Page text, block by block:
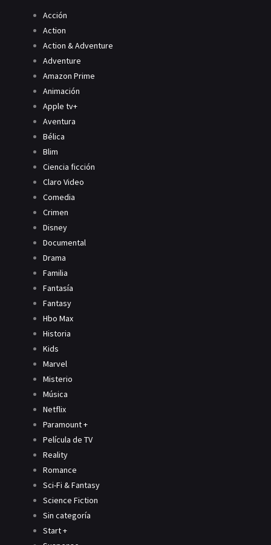
Acción
Action
Action & Adventure
Adventure
Amazon Prime
Animación
Apple tv+
Aventura
Bélica
Blim
Ciencia ficción
Claro Video
Comedia
Crimen
Disney
Documental
Drama
Familia
Fantasía
Fantasy
Hbo Max
Historia
Kids
Marvel
Misterio
Música
Netflix
Paramount +
Película de TV
Reality
Romance
Sci-Fi & Fantasy
Science Fiction
Sin categoría
Start +